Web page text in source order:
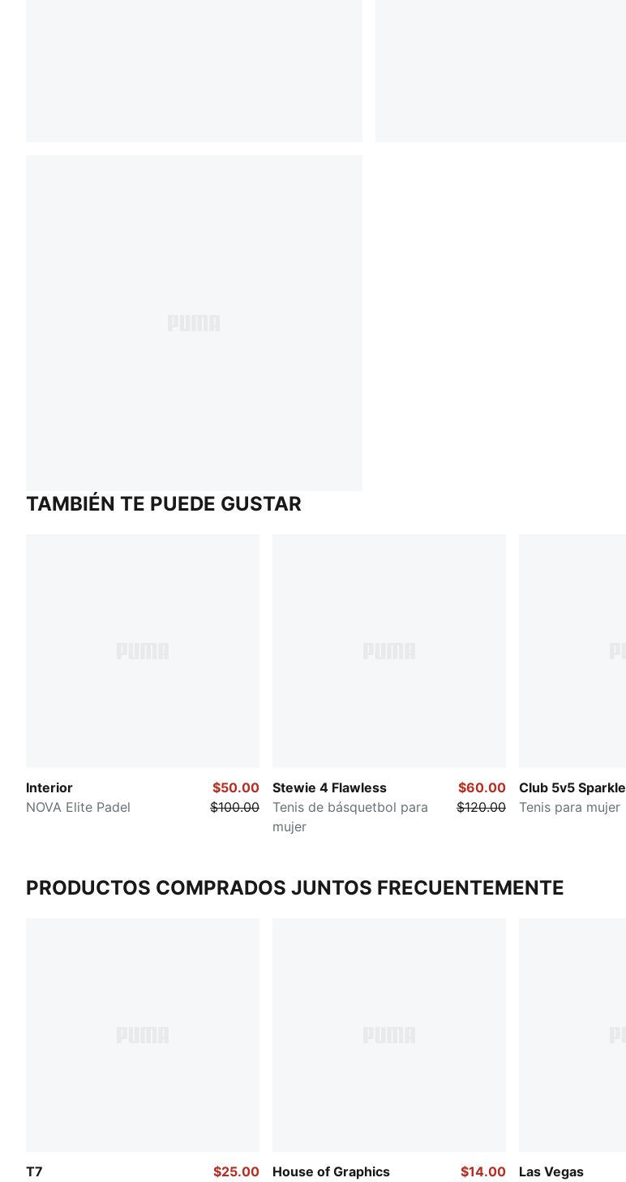
TAMBIÉN TE PUEDE GUSTAR
Interior
NOVA Elite Padel
$50.00
$100.00
Stewie 4 Flawless
Tenis de básquetbol para
mujer
$60.00
$120.00
Club 5v5 Sparkle
Tenis para mujer
PRODUCTOS COMPRADOS JUNTOS FRECUENTEMENTE
T7
$25.00
House of Graphics
$14.00
Las Vegas